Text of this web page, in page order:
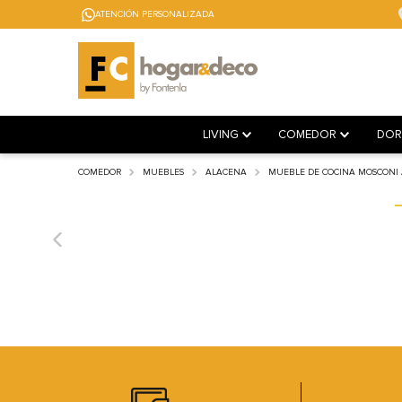
ATENCIÓN PERSONALIZADA
LIVING COMEDOR
COMEDOR MUEBLES ALACENA MUEBLE DE COCINA MOSCONI